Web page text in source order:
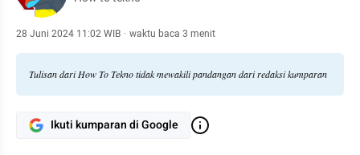
28 Juni 2024 11:02 WIB · waktu baca 3 menit
Tulisan dari How To Tekno tidak mewakili pandangan dari redaksi kumparan
Ikuti kumparan di Google